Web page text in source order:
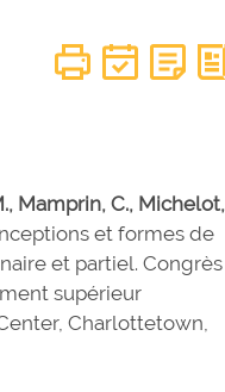
Mamprin, C., Michelot,
et formes de
et partiel. Congrès
supérieur
Charlottetown,